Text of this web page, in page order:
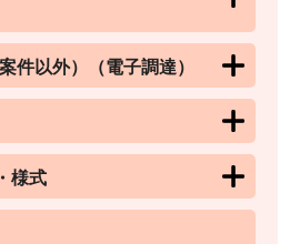
件以外）（電子調達）
様式